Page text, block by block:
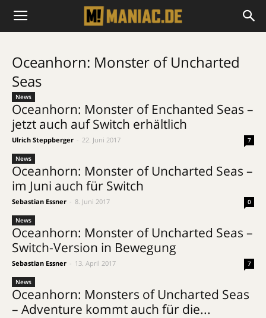
Oceanhorn: Monster of Uncharted
Seas
News
Oceanhorn: Monster of Enchanted Seas –
jetzt auch auf Switch erhältlich
Ulrich Steppberger 22. Juni 2017 7
News
Oceanhorn: Monster of Uncharted Seas –
im Juni auch für Switch
Sebastian Essner 8. Juni 2017 0
News
Oceanhorn: Monster of Uncharted Seas –
Switch-Version in Bewegung
Sebastian Essner 13. April 2017 7
News
Oceanhorn: Monsters of Uncharted Seas
– Adventure kommt auch für die...